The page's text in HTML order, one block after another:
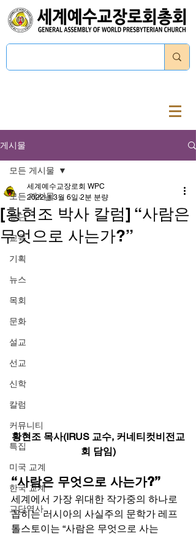
게시물
모든 게시물
교단
교육
기획
뉴스
목회
문화
설교
선교
신학
칼럼
커뮤니티
특집
미국 교계
한국 교계
교단역사
모든 게시물
[황현조 박사 칼럼] “사람은
무엇으로 사는가?”
세계예수교장로회 WPC
2022년 3월 6일 2분 분량
황현조 목사(IRUS 교수, 커네티컷비전교
회 담임)
“사람은 무엇으로 사는가?”
세계에서 가장 위대한 작가중의 하나로
꼽히는 러시아의 사실주의 문학가 레프
톨스토이는 “사람은 무엇으로 사는